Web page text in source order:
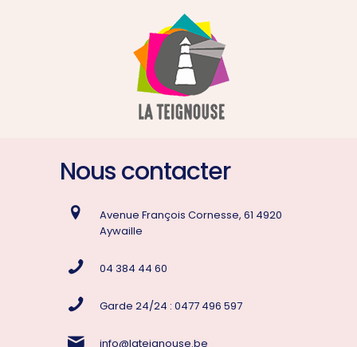
Nous contacter
Avenue François Cornesse, 61 4920
Aywaille
04 384 44 60
Garde 24/24 : 0477 496 597
info@lateignouse.be